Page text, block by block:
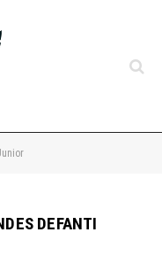
DEFANTI